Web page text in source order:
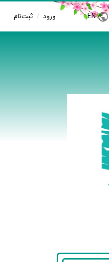
EN ورود / ثبت‌نام